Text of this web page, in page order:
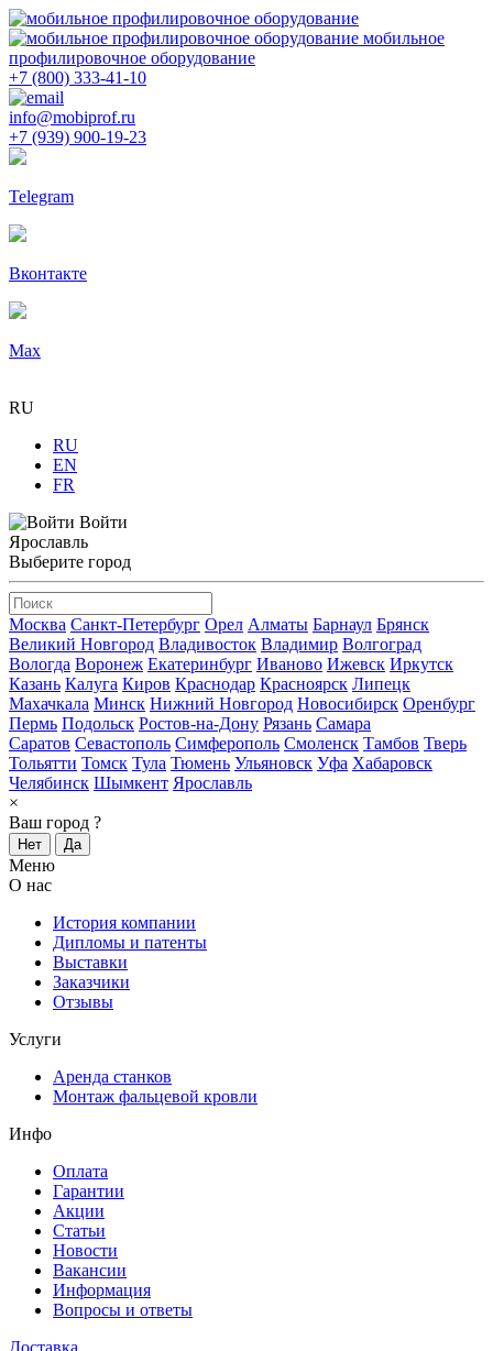
мобильное
профилировочное оборудование
+7 (800) 333-41-10
info@mobiprof.ru
+7 (939) 900-19-23
Telegram
Вконтакте
Max
RU
RU
EN
FR
Войти
Ярославль
Выберите город
Москва Санкт-Петербург Орел Алматы Барнаул Брянск
Великий Новгород Владивосток Владимир Волгоград
Вологда Воронеж Екатеринбург Иваново Ижевск Иркутск
Казань Калуга Киров Краснодар Красноярск Липецк
Махачкала Минск Нижний Новгород Новосибирск Оренбург
Пермь Подольск Ростов-на-Дону Рязань Самара
Саратов Севастополь Симферополь Смоленск Тамбов Тверь
Тольятти Томск Тула Тюмень Ульяновск Уфа Хабаровск
Челябинск Шымкент Ярославль
×
Ваш город ?
Нет Да
Меню
О нас
История компании
Дипломы и патенты
Выставки
Заказчики
Отзывы
Услуги
Аренда станков
Монтаж фальцевой кровли
Инфо
Оплата
Гарантии
Акции
Статьи
Новости
Вакансии
Информация
Вопросы и ответы
Доставка